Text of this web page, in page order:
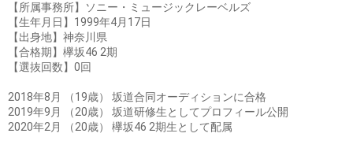
【所属事務所】ソニー・ミュージックレーベルズ
【生年月日】1999年4月17日
【出身地】神奈川県
【合格期】欅坂46 2期
【選抜回数】0回
2018年8月 （19歳） 坂道合同オーディションに合格
2019年9月 （20歳） 坂道研修生としてプロフィール公開
2020年2月 （20歳） 欅坂46 2期生として配属